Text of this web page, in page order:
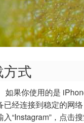
式
如果你使用的是
经连接到稳定的网
“Instagram”，点击